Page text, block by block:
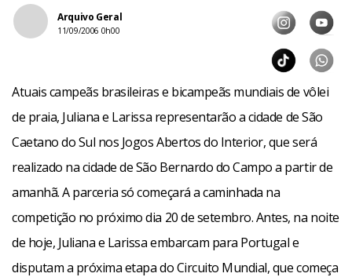
Arquivo Geral
11/09/2006 0h00
Atuais campeãs brasileiras e bicampeãs mundiais de vôlei
de praia, Juliana e Larissa representarão a cidade de São
Caetano do Sul nos Jogos Abertos do Interior, que será
realizado na cidade de São Bernardo do Campo a partir de
amanhã. A parceria só começará a caminhada na
competição no próximo dia 20 de setembro. Antes, na noite
de hoje, Juliana e Larissa embarcam para Portugal e
disputam a próxima etapa do Circuito Mundial, que começa